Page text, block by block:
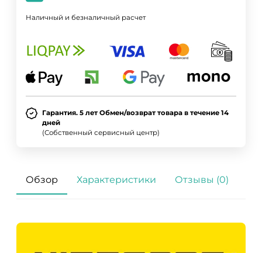
Наличный и безналичный расчет
Гарантия. 5 лет Обмен/возврат товара в течение 14
дней
(Собственный сервисный центр)
Обзор Характеристики Отзывы (0)